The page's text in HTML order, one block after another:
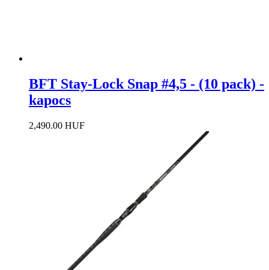
BFT Stay-Lock Snap #4,5 - (10 pack) -
kapocs
2,490.00 HUF